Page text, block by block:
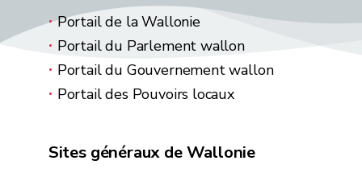
Portail de la Wallonie
Portail du Parlement wallon
Portail du Gouvernement wallon
Portail des Pouvoirs locaux
Sites généraux de Wallonie